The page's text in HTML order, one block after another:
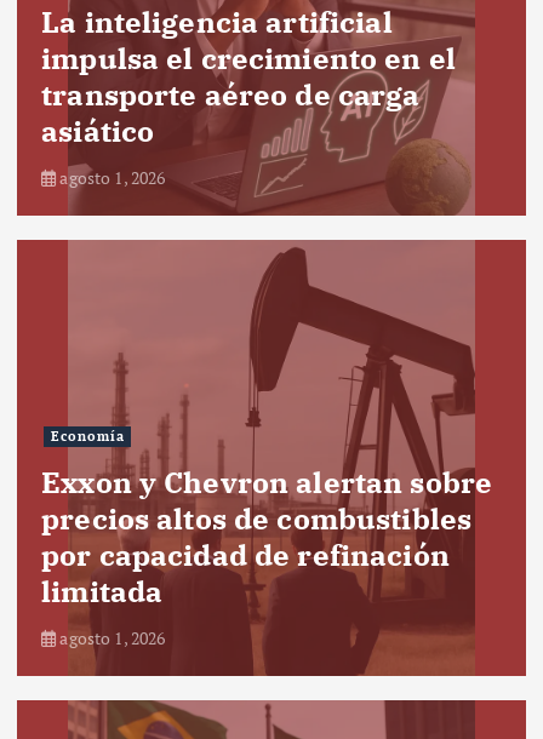
La inteligencia artificial
impulsa el crecimiento en el
transporte aéreo de carga
asiático
agosto 1, 2026
Economía
Exxon y Chevron alertan sobre
precios altos de combustibles
por capacidad de refinación
limitada
agosto 1, 2026